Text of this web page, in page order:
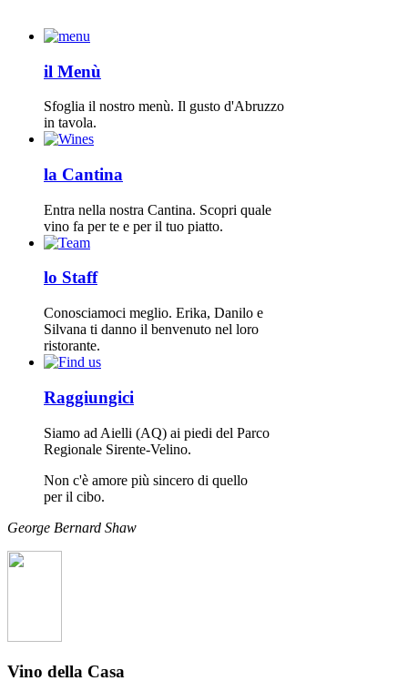
il Menù
Sfoglia il nostro menù. Il gusto d'Abruzzo
in tavola.
la Cantina
Entra nella nostra Cantina. Scopri quale
vino fa per te e per il tuo piatto.
lo Staff
Conosciamoci meglio. Erika, Danilo e
Silvana ti danno il benvenuto nel loro
ristorante.
Raggiungici
Siamo ad Aielli (AQ) ai piedi del Parco
Regionale Sirente-Velino.
Non c'è amore più sincero di quello
per il cibo.
George Bernard Shaw
Vino della Casa